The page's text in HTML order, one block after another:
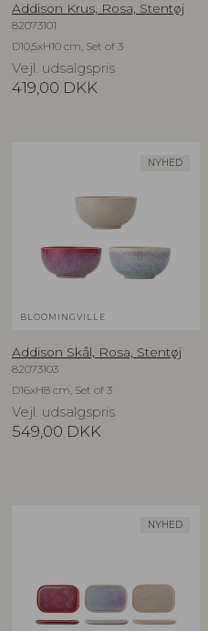
Addison Krus, Rosa, Stentøj
82073101
D10,5xH10 cm, Set of 3
Vejl. udsalgspris
419,00 DKK
NYHED
BLOOMINGVILLE
Addison Skål, Rosa, Stentøj
82073103
D16xH8 cm, Set of 3
Vejl. udsalgspris
549,00 DKK
NYHED